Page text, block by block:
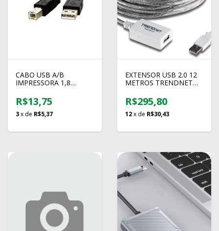
CABO USB A/B
IMPRESSORA 1,8
R$13,75
3x de R$5,37
EXTENSOR USB 2.0 12
METROS TRENDNET
R$295,80
12x de R$30,43